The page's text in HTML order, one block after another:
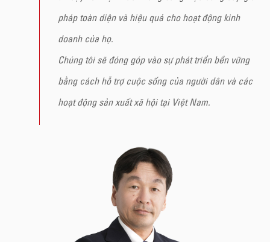
pháp toàn diện và hiệu quả cho hoạt động kinh
doanh của họ.
Chúng tôi sẽ đóng góp vào sự phát triển bền vững
bằng cách hỗ trợ cuộc sống của người dân và các
hoạt động sản xuất xã hội tại Việt Nam.